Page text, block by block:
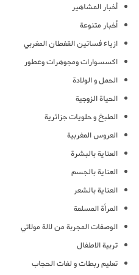
أخبار المشاهير
أخبار متنوعة
ازياء فساتين القفطان المغربي
اكسسوارات ومجوهرات وعطور
الحمل و الولادة
الحياة الزوجية
الطبخ و حلويات جزائرية
العروس المغربية
العناية بالبشرة
العناية بالجسم
العناية بالشعر
المرأة المسلمة
الوصفات المجربة من لالة مولاتي
تربية الاطفال
تعليم ربطات و لفات الحجاب